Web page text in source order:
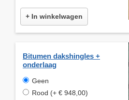
+ In winkelwagen
Bitumen dakshingles +
onderlaag
Geen
Rood (+ € 948,00)